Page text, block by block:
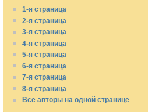
1-я страница
2-я страница
3-я страница
4-я страница
5-я страница
6-я страница
7-я страница
8-я страница
Все авторы на одной странице